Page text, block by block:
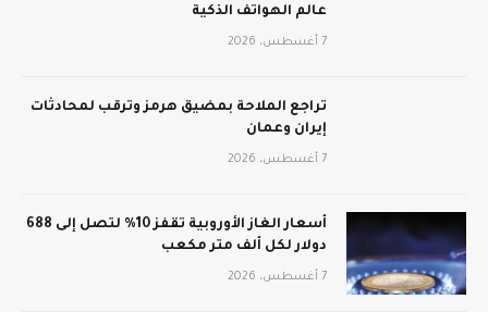
عالم الهواتف الذكية
7 أغسطس، 2026
تراجع الملاحة بمضيق هرمز وترقب لمحادثات
إيران وعمان
7 أغسطس، 2026
أسعار الغاز الأوروبية تقفز 10% لتصل إلى 688
دولار لكل ألف متر مكعب
7 أغسطس، 2026